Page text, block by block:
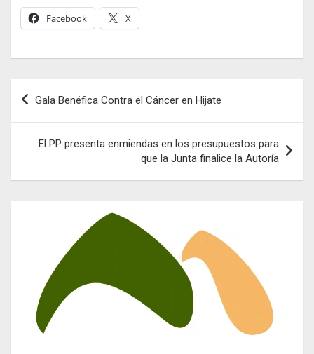
Facebook X
Navegación
entradas
Gala Benéfica Contra el Cáncer en Hijate
El PP presenta enmiendas en los presupuestos para
que la Junta finalice la Autoría